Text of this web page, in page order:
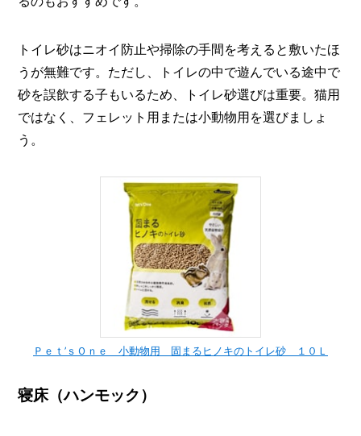
トイレ砂はニオイ防止や掃除の手間を考えると敷いたほ
うが無難です。ただし、トイレの中で遊んでいる途中で
砂を誤飲する子もいるため、トイレ砂選びは重要。猫用
ではなく、フェレット用または小動物用を選びましょ
う。
Ｐｅｔ’ｓＯｎｅ 小動物用 固まるヒノキのトイレ砂 １０Ｌ
寝床（ハンモック）